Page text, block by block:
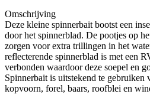
Omschrijving
Deze kleine spinnerbait bootst een
door het spinnerblad. De pootjes op
zorgen voor extra trillingen in het
reflecterende spinnerblad is met een
verbonden waardoor deze soepel en
Spinnerbait is uitstekend te gebruiken
kopvoorn, forel, baars, roofblei en